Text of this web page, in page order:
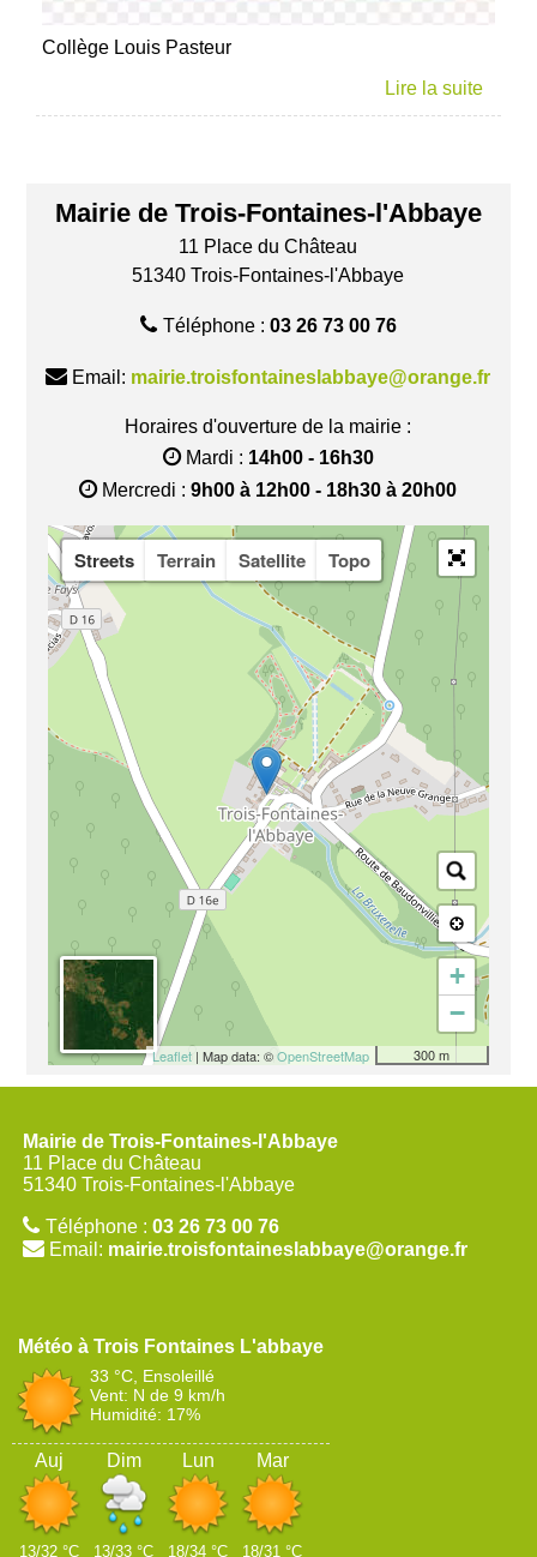
Collège Louis Pasteur
Mairie de Trois-Fontaines-l'Abbaye
11 Place du Château
51340 Trois-Fontaines-l'Abbaye
Téléphone : 03 26 73 00 76
Email: mairie.troisfontaineslabbaye@orange.fr
Horaires d'ouverture de la mairie :
Mardi : 14h00 - 16h30
Mercredi :9h00 à 12h00 - 18h30 à 20h00
Streets Terrain Satellite Topo
+
−
300 m
Leaflet| Map data: ©OpenStreetMap
Mairie de Trois-Fontaines-l'Abbaye
11 Place du Château
51340 Trois-Fontaines-l'Abbaye
Téléphone : 03 26 73 00 76
Email: mairie.troisfontaineslabbaye@orange.fr
Trois Fontaines L'abbaye
33 °C, Ensoleillé
Vent: N de 9 km/h
Humidité: 17%
Auj
13/32 °C
Dim
13/33 °C
Lun
18/34 °C
Mar
18/31 °C